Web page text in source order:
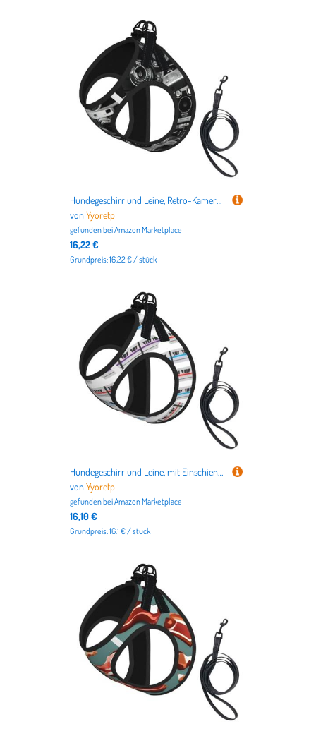
Hundegeschirr und Leine, Retro-Kamera-Kollektion, bedruckt, atmungsaktiv, verstellbar, ausbruchsicher, Weste für Katzen und Hunde
vonYyoretp
gefunden beiAmazon Marketplace
16,22 €
Grundpreis: 16.22 € / stück
Hundegeschirr und Leine, mit Einschienenbahn-Aufdruck, atmungsaktiv, verstellbar, ausbruchsicher, Weste für Katzen und Hunde
vonYyoretp
gefunden beiAmazon Marketplace
16,10 €
Grundpreis: 16.1 € / stück